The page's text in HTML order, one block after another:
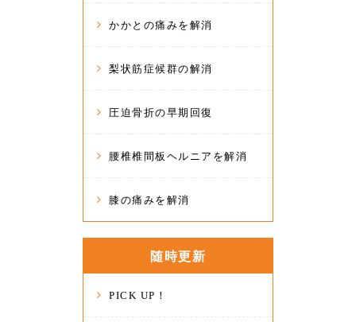
かかとの痛みを解消
梨状筋症候群の解消
圧迫骨折の早期回復
腰椎椎間板ヘルニアを解消
膝の痛みを解消
随時更新
PICK UP！